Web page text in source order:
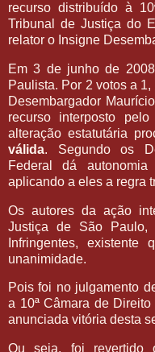
recurso distribuído à
Tribunal de Justiça do
relator o Insigne
Em 3 de junho de
Paulista. Por 2 votos a
Desembargador
recurso interposto
alteração estatutária
válida. Segundo os
Federal dá
aplicando a eles a regra
Os autores da ação
Justiça de São Paulo,
Infringentes,
unanimidade.
Pois foi no julgamento
a 10ª Câmara de
anunciada vitória desta
Ou seja, foi revertido